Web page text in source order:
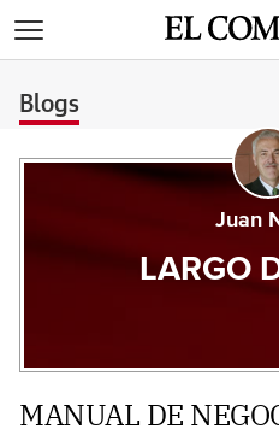
Blogs
Juan
LARGO
MANUAL DE